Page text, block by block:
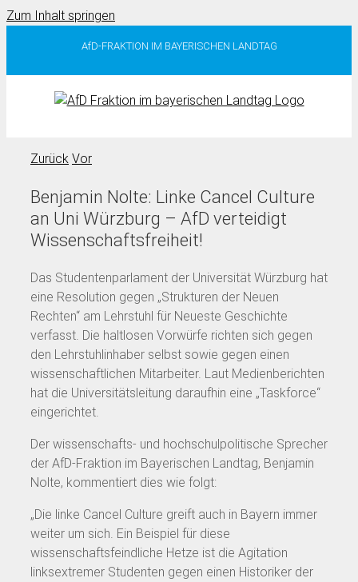
Zum Inhalt springen
AfD-FRAKTION IM BAYERISCHEN LANDTAG
Zurück Vor
Benjamin Nolte: Linke Cancel Culture
an Uni Würzburg – AfD verteidigt
Wissenschaftsfreiheit!
Das Studentenparlament der Universität Würzburg hat
eine Resolution gegen „Strukturen der Neuen
Rechten“ am Lehrstuhl für Neueste Geschichte
verfasst. Die haltlosen Vorwürfe richten sich gegen
den Lehrstuhlinhaber selbst sowie gegen einen
wissenschaftlichen Mitarbeiter. Laut Medienberichten
hat die Universitätsleitung daraufhin eine „Taskforce“
eingerichtet.
Der wissenschafts- und hochschulpolitische Sprecher
der AfD-Fraktion im Bayerischen Landtag, Benjamin
Nolte, kommentiert dies wie folgt:
„Die linke Cancel Culture greift auch in Bayern immer
weiter um sich. Ein Beispiel für diese
wissenschaftsfeindliche Hetze ist die Agitation
linksextremer Studenten gegen einen Historiker der